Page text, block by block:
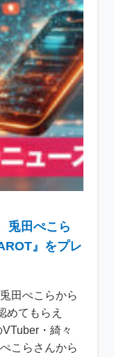
兎田ぺこら
』をプレ
田ぺこらから
めてもらえ
・綺々
こらさんから